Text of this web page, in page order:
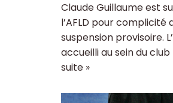
Claude Guillaume est
l’AFLD pour complicité
suspension provisoire.
accueilli au sein du club
suite »